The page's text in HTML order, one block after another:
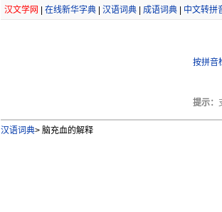
汉文学网 在线新华字典| 汉语词典| 成语词典| 中文转拼
按拼音
提示：
汉语词典>脑充血的解释